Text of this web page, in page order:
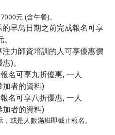
元 (含午餐)。
早鳥日期之前完成報名可享
力師資培訓的人可享優惠價
)。
名可享九折優惠, 一人
者的資料)
名可享八折優惠, 一人
者的資料)
或是人數滿班即截止報名。